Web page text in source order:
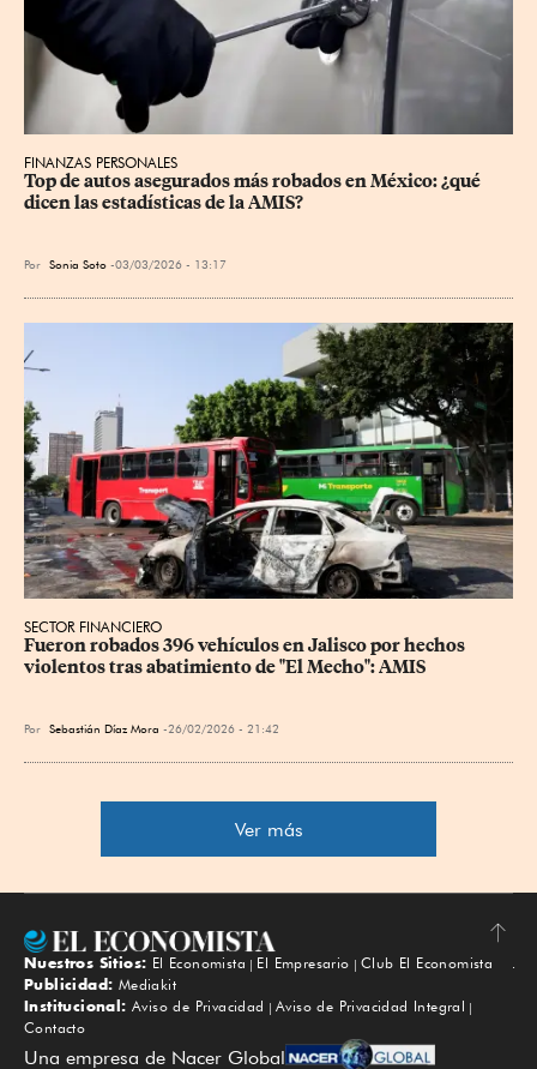
FINANZAS PERSONALES
Top de autos asegurados más robados en México: ¿qué
dicen las estadísticas de la AMIS?
Por Sonia Soto 03/03/2026 - 13:17
SECTOR FINANCIERO
Fueron robados 396 vehículos en Jalisco por hechos
violentos tras abatimiento de "El Mecho": AMIS
Por Sebastián Díaz Mora 26/02/2026 - 21:42
Ver más
Subir
Nuestros Sitios: El Economista El Empresario
Club El Economista
Publicidad: Mediakit
Institucional: Aviso de Privacidad
Aviso de Privacidad Integral
Contacto
Una empresa de Nacer Global